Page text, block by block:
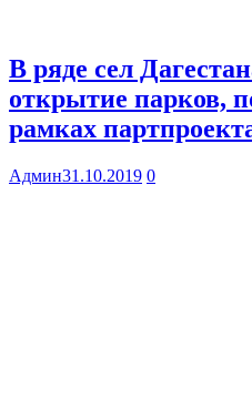
В ряде сел
открытие парков,
рамках
Админ31.10.2019 0